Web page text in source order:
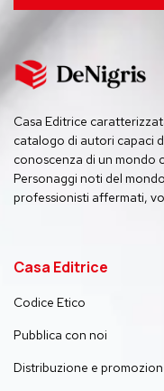
Casa Editrice
catalogo di autori capaci
conoscenza di un mondo
Personaggi noti del
professionisti affermati,
Casa Editrice
Codice Etico
Pubblica con noi
Distribuzione e